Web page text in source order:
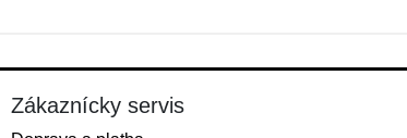
Zákaznícky servis